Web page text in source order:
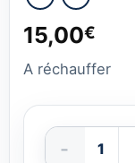
15,00€
A réchauffer
quantité de